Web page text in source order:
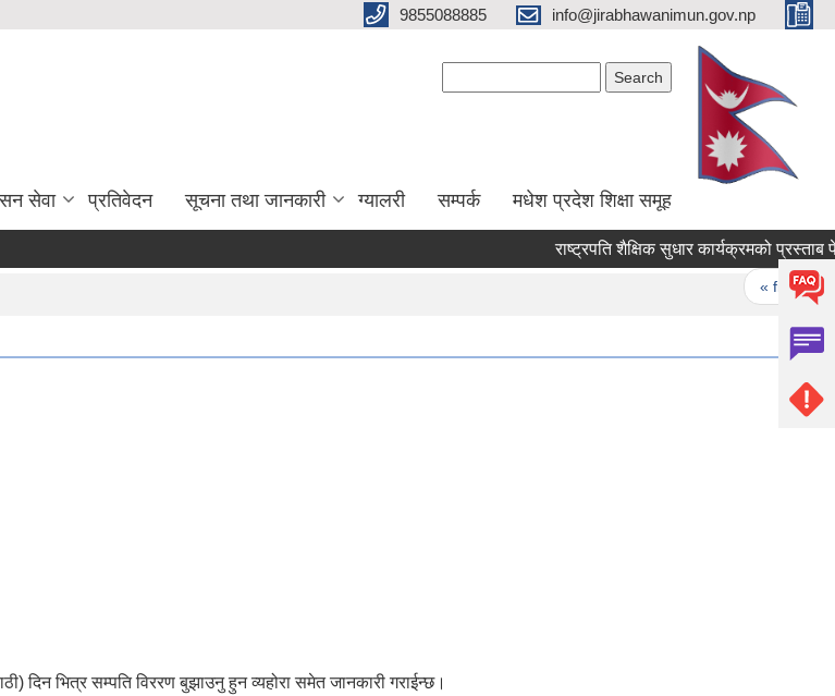
9855088885 info@jirabhawanimun.gov.np
सेवा प्रतिवेदन सूचना तथा जानकारी ग्यालरी सम्पर्क मधेश प्रदेश शिक्षा समूह
राष्ट्रपति शैक्षिक सुधार कार्यक्रमको प्रस्ताब पेश
« first ‹
दिन भित्र सम्पति विररण बुझाउनु हुन व्यहोरा समेत जानकारी गराईन्छ।